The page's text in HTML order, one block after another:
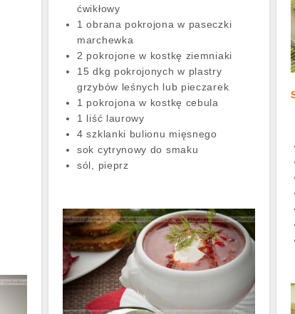
ćwikłowy
1 obrana pokrojona w paseczki
marchewka
2 pokrojone w kostkę ziemniaki
15 dkg pokrojonych w plastry
grzybów leśnych lub pieczarek
1 pokrojona w kostkę cebula
1 liść laurowy
4 szklanki bulionu mięsnego
sok cytrynowy do smaku
sól, pieprz